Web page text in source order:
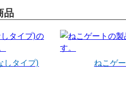
品
しタイプ)
ねこゲ